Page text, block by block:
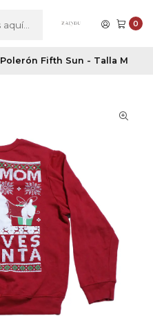
0
Polerón Fifth Sun - Talla M